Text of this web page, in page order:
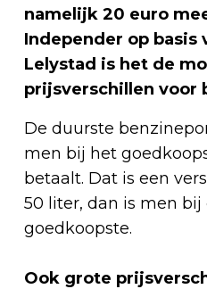
namelijk 20 euro
Independer op basis
Lelystad is het de
prijsverschillen voor
De duurste
men bij het
betaalt. Dat is een
50 liter, dan is men
goedkoopste.
Ook grote